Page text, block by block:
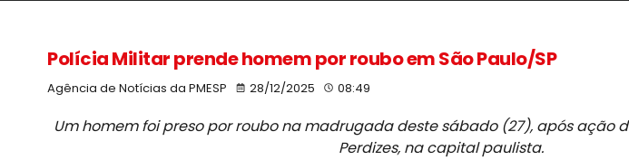
Polícia Militar prende homem por roubo em São Paulo/SP
Agência de Notícias da PMESP 28/12/2025 08:49
Um homem foi preso por roubo na madrugada deste sábado (27), após ação
Perdizes, na capital paulista.